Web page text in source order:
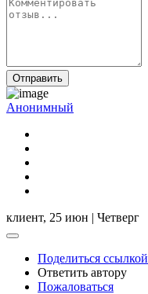
Отправить
Анонимный
клиент, 25 июн | Четверг
Поделиться ссылкой
Ответить автору
Пожаловаться